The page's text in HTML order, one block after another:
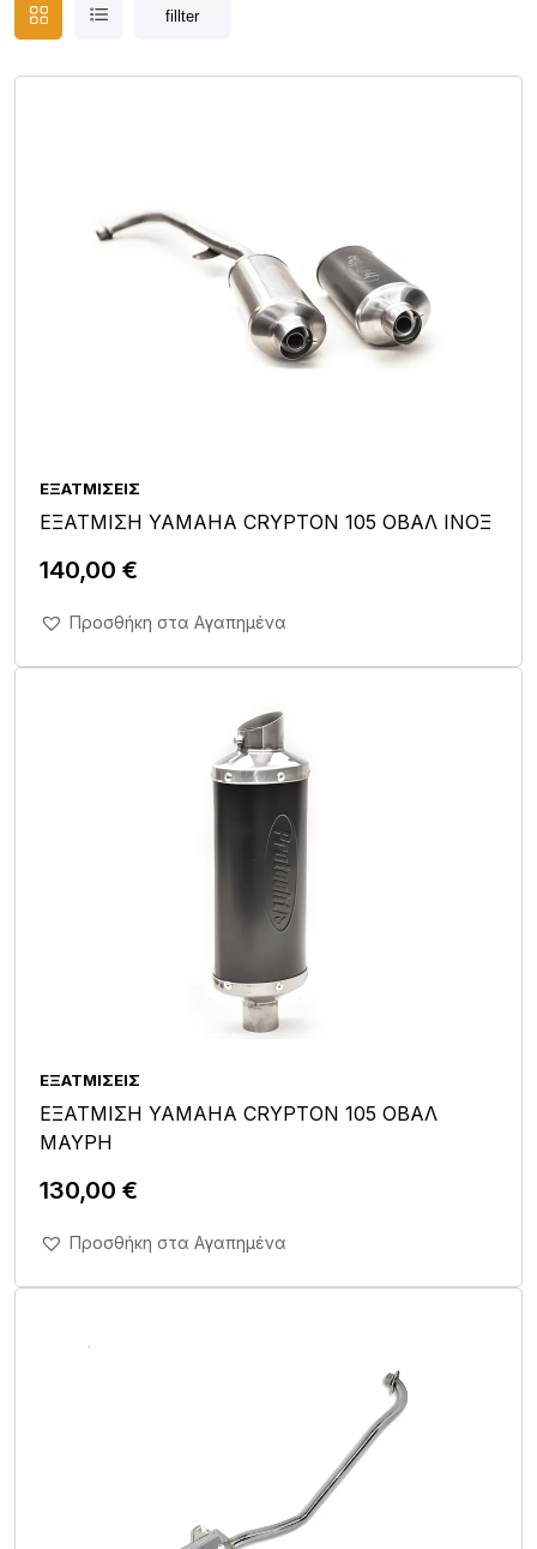
fillter
ΕΞΑΤΜΊΣΕΙΣ
ΕΞΑΤΜΙΣΗ YAMAHA CRYPTON 105 ΟΒΑΛ ΙΝΟΞ
140,00 €
Άμεση Αγορά Σε 1'
Προσθήκη στα Αγαπημένα
ΕΞΑΤΜΊΣΕΙΣ
ΕΞΑΤΜΙΣΗ YAMAHA CRYPTON 105 ΟΒΑΛ
ΜΑΥΡΗ
130,00 €
Άμεση Αγορά Σε 1'
Προσθήκη στα Αγαπημένα